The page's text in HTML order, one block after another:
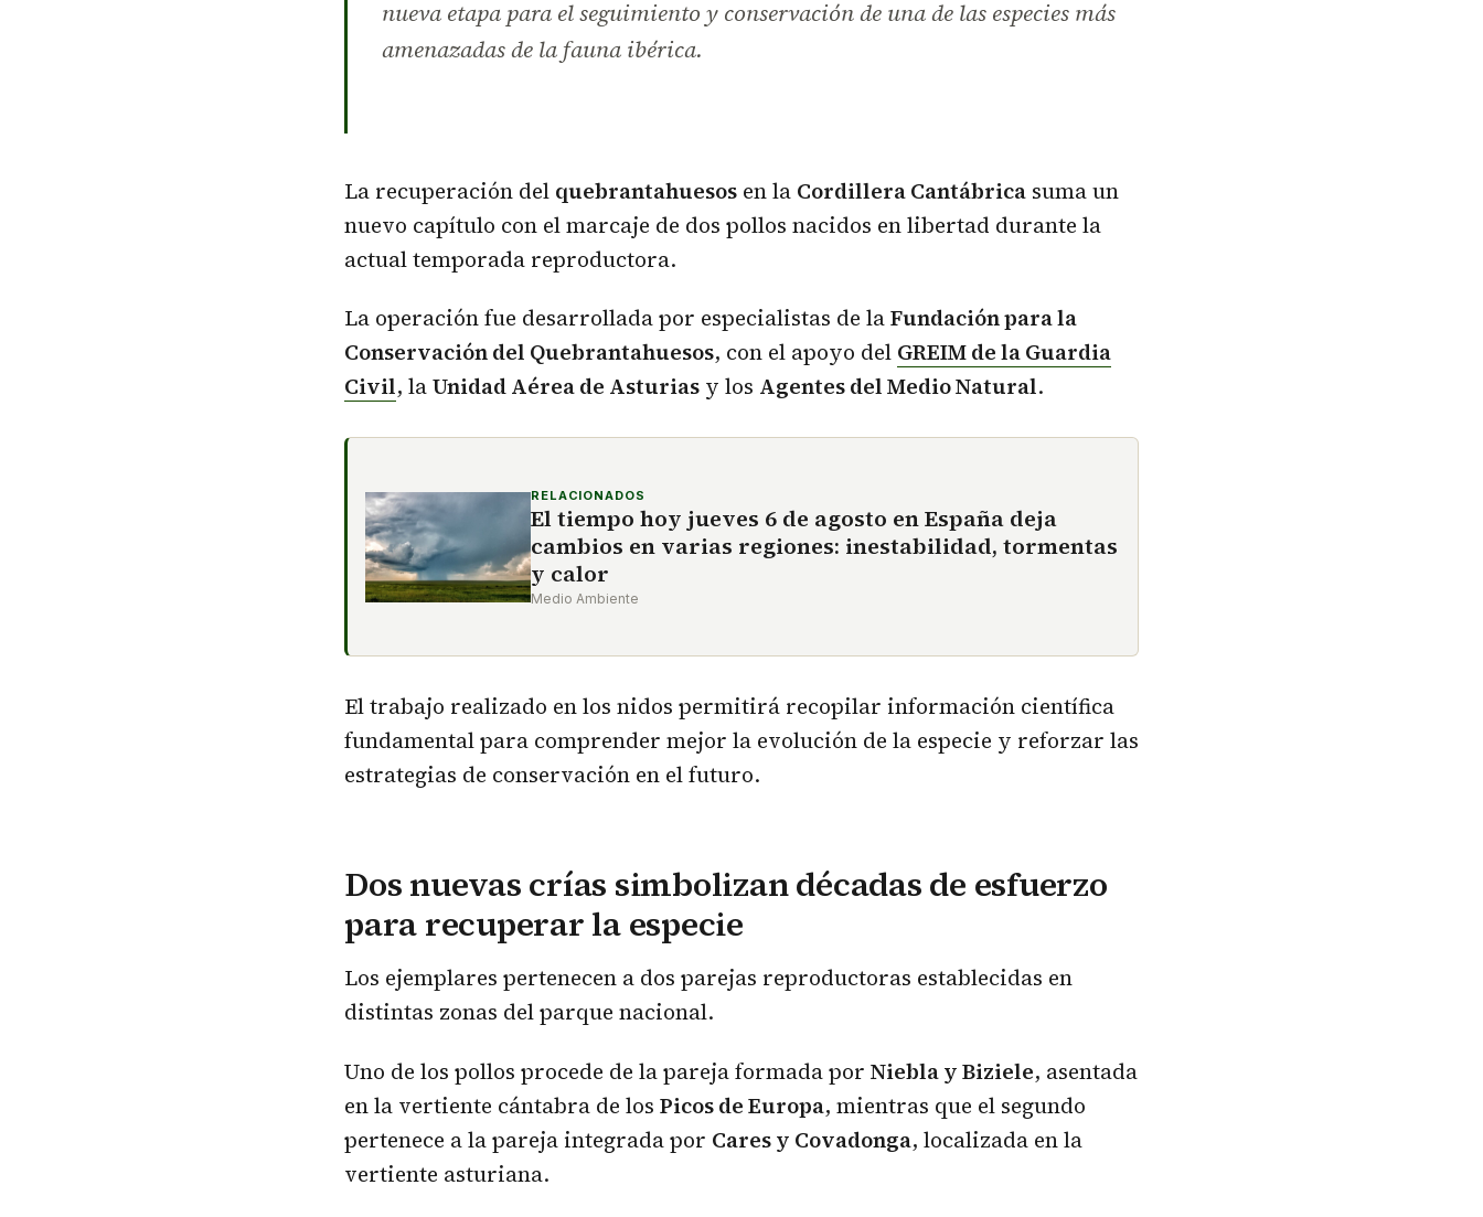
nueva etapa para el seguimiento y conservación de una de las especies más
amenazadas de la fauna ibérica.
La recuperación del quebrantahuesos en la Cordillera Cantábrica suma un
nuevo capítulo con el marcaje de dos pollos nacidos en libertad durante la
actual temporada reproductora.
La operación fue desarrollada por especialistas de laFundación para la
Conservación del Quebrantahuesos, con el apoyo del GREIM de la Guardia
Civil, laUnidad Aérea de Asturias y los Agentes del Medio Natural.
RELACIONADOS
El tiempo hoy jueves 6 de agosto en España deja
cambios en varias regiones: inestabilidad, tormentas
y calor
Medio Ambiente
El trabajo realizado en los nidos permitirá recopilar información científica
fundamental para comprender mejor la evolución de la especie y reforzar las
estrategias de conservación en el futuro.
Dos nuevas crías simbolizan décadas de esfuerzo
para recuperar la especie
Los ejemplares pertenecen a dos parejas reproductoras establecidas en
distintas zonas del parque nacional.
Uno de los pollos procede de la pareja formada por Niebla y Biziele, asentada
en la vertiente cántabra de los Picos de Europa, mientras que el segundo
pertenece a la pareja integrada por Cares y Covadonga, localizada en la
vertiente asturiana.